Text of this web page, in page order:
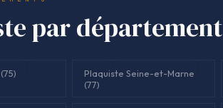
par département
Plaquiste Seine-et-Marne
(77)